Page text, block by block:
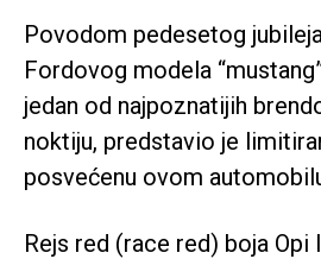
Povodom pedesetog
Fordovog modela
jedan od najpoznatijih
noktiju, predstavio je
posvećenu ovom
Rejs red (race red) boja Opi